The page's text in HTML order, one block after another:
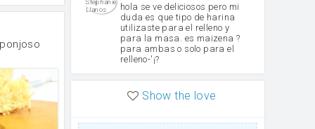
hola se ve deliciosos pero mi
duda es que tipo de harina
utilizaste para el relleno y
para la masa. es maizena ?
para ambas o solo para el
relleno-'¡?
Show the love